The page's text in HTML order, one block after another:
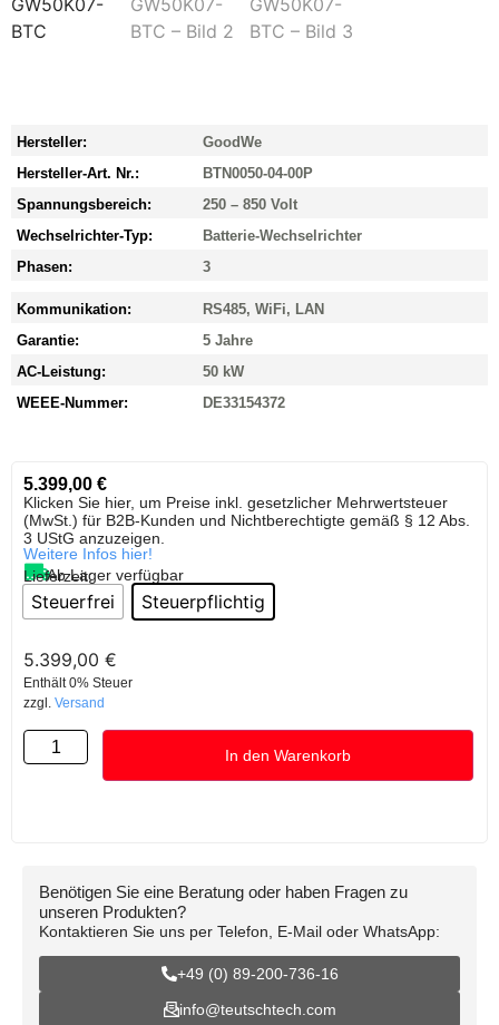
Hersteller:
GoodWe
Hersteller-Art. Nr.:
BTN0050-04-00P
Spannungsbereich:
250 – 850 Volt
Wechselrichter-Typ:
Batterie-Wechselrichter
Phasen:
3
Kommunikation:
RS485, WiFi, LAN
Garantie:
5 Jahre
AC-Leistung:
50 kW
WEEE-Nummer:
DE33154372
5.399,00 €
Klicken Sie hier, um Preise inkl. gesetzlicher Mehrwertsteuer
(MwSt.) für B2B-Kunden und Nichtberechtigte gemäß § 12 Abs.
3 UStG anzuzeigen.
Weitere Infos hier!
Ab Lager verfügbar
Lieferzeit:
Steuerfrei Steuerpflichtig
5.399,00 €
Enthält 0% Steuer
zzgl. Versand
In den Warenkorb
Benötigen Sie eine Beratung oder haben Fragen zu
unseren Produkten?
Kontaktieren Sie uns per Telefon, E-Mail oder WhatsApp:
+49 (0) 89-200-736-16
info@teutschtech.com